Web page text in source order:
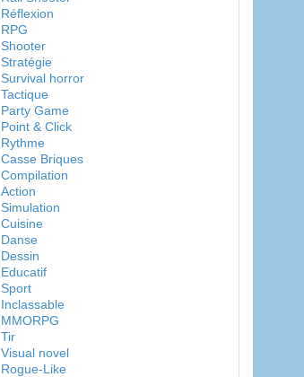
Réflexion
RPG
Shooter
Stratégie
Survival horror
Tactique
Party Game
Point & Click
Rythme
Casse Briques
Compilation
Action
Simulation
Cuisine
Danse
Dessin
Educatif
Sport
Inclassable
MMORPG
Tir
Visual novel
Rogue-Like